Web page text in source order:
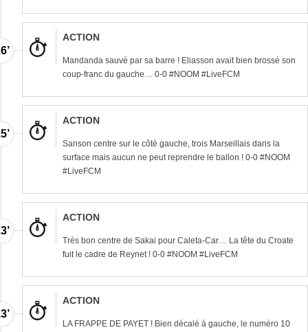
ACTION
Mandanda sauvé par sa barre ! Eliasson avait bien brossé son
coup-franc du gauche… 0-0 #NOOM #LiveFCM
ACTION
Sanson centre sur le côté gauche, trois Marseillais dans la
surface mais aucun ne peut reprendre le ballon ! 0-0 #NOOM
#LiveFCM
ACTION
Très bon centre de Sakai pour Caleta-Car… La tête du Croate
fuit le cadre de Reynet ! 0-0 #NOOM #LiveFCM
ACTION
LA FRAPPE DE PAYET ! Bien décalé à gauche, le numéro 10